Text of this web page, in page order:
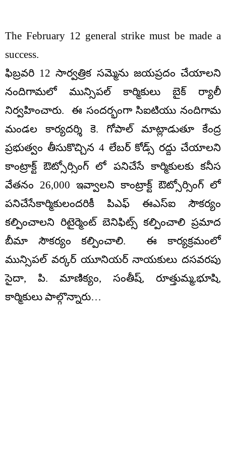
The February 12 general strike must be made a
success.
ఫిబ్రవరి 12 సార్వత్రిక సమ్మెను జయప్రదం చేయాలని
నందిగామలో మున్సిపల్ కార్మికులు బైక్ ర్యాలీ
నిర్వహించారు. ఈ సందర్భంగా సిఐటియు నందిగామ
మండల కార్యదర్శి కె. గోపాల్ మాట్లాడుతూ కేంద్ర
ప్రభుత్వం తీసుకొచ్చిన 4 లేబర్ కోడ్స్ రద్దు చేయాలని
కాంట్రాక్ట్ ఔట్సోర్సింగ్ లో పనిచేసే కార్మికులకు కనీస
వేతనం 26,000 ఇవ్వాలని కాంట్రాక్ట్ ఔట్సోర్సింగ్ లో
పనిచేసేకార్మికులందరికీ పిఎఫ్ ఈఎస్ఐ సౌకర్యం
కల్పించాలని రిటైర్మెంట్ బెనిఫిట్స్ కల్పించాలి ప్రమాద
బీమా సౌకర్యం కల్పించాలి. ఈ కార్యక్రమంలో
మున్సిపల్ వర్కర్ యూనియర్ నాయకులు దసవరపు
సైదా, పి. మాణిక్యం, సంతీష్, రూత్తుమ్మ,భూషి,
కార్మికులు పాల్గొన్నారు…